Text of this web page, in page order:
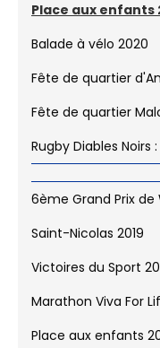
Place aux enfants
Balade à vélo 2020
Fête de quartier
Fête de quartier
Rugby Diables Noirs
6ème Grand Prix de
Saint-Nicolas 2019
Victoires du Sport
Marathon Viva For
Place aux enfants